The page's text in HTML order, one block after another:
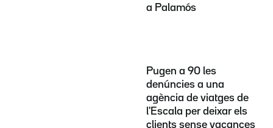
a Palamós
Pugen a 90 les
denúncies a una
agència de viatges de
l'Escala per deixar els
clients sense vacances